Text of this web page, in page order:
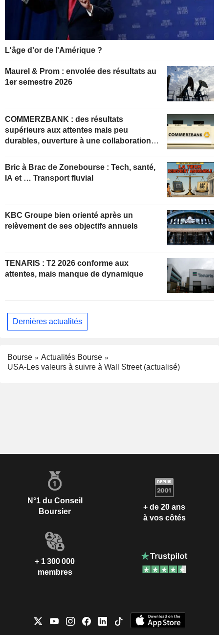
L'âge d'or de l'Amérique ?
Maurel & Prom : envolée des résultats au
1er semestre 2026
COMMERZBANK : des résultats
supérieurs aux attentes mais peu
durables, ouverture à une collaboration
Bric à Brac de Zonebourse : Tech, santé,
IA et … Transport fluvial
KBC Groupe bien orienté après un
relèvement de ses objectifs annuels
TENARIS : T2 2026 conforme aux
attentes, mais manque de dynamique
Dernières actualités
Bourse
Actualités Bourse
USA-Les valeurs à suivre à Wall Street (actualisé)
N°1 du Conseil
Boursier
+ de 20 ans
à vos côtés
+ 1 300 000
membres